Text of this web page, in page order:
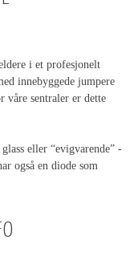
i et profesjonelt
innebyggede jumpere
våre sentraler er dette
eller “evigvarende” -
også en diode som